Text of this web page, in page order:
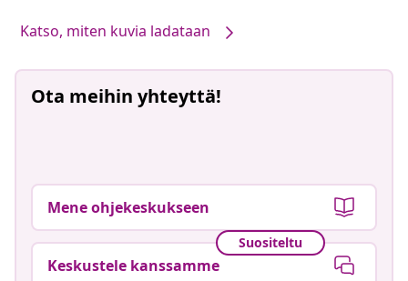
Katso, miten kuvia ladataan
Ota meihin yhteyttä!
Mene ohjekeskukseen
Suositeltu
Keskustele kanssamme